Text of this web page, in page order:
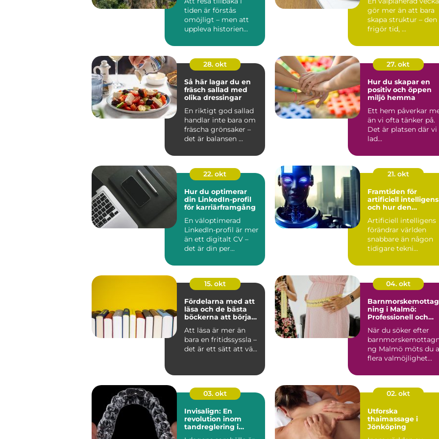
tiden är förstås
omöjligt – men att
uppleva historien...
gör mer än att bara
skapa struktur – den
frigör tid, ...
28. okt
Så här lagar du en
fräsch sallad med
olika dressingar
En riktigt god sallad
handlar inte bara om
fräscha grönsaker –
det är balansen ...
27. okt
Hur du skapar en
positiv och öppen
miljö hemma
Ett hem påverkar
än vi ofta tänker på.
Det är platsen där vi
lad...
22. okt
Hur du optimerar
din LinkedIn-profil
för karriärframgång
En väloptimerad
LinkedIn-profil är mer
än ett digitalt CV –
det är din per...
21. okt
Framtiden för
artificiell intelligens
och hur den
Artificiell intelligens
förändrar världen
snabbare än någon
tidigare tekni...
15. okt
Fördelarna med att
läsa och de bästa
böckerna att börja
Att läsa är mer än
bara en fritidssyssla –
det är ett sätt att vä...
04. okt
Barnmorskemottag
ning i Malmö:
Professionell och
När du söker efter
ng Malmö möts du
flera valmöjlighet...
03. okt
Invisalign: En
revolution inom
tandreglering i
02. okt
Utforska
thaimassage i
Jönköping